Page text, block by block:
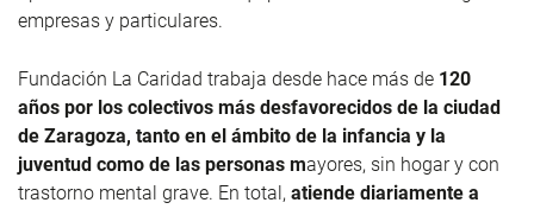
empresas y particulares.
Fundación La Caridad trabaja desde hace más de 120
años por los colectivos más desfavorecidos de la ciudad
de Zaragoza, tanto en el ámbito de la infancia y la
juventud como de las personas mayores, sin hogar y con
trastorno mental grave. En total, atiende diariamente a